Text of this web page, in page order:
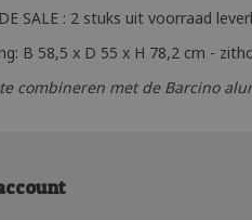
SALE : 2 stuks uit voorraad
B 58,5 x D 55 x H 78,2 cm -
combineren met de Barcino